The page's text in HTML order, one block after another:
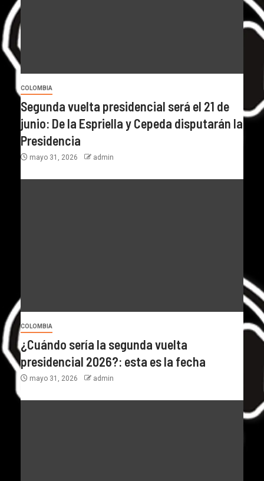
COLOMBIA
Segunda vuelta presidencial será el 21 de
junio: De la Espriella y Cepeda disputarán la
Presidencia
mayo 31, 2026 admin
COLOMBIA
¿Cuándo sería la segunda vuelta
presidencial 2026?: esta es la fecha
mayo 31, 2026 admin